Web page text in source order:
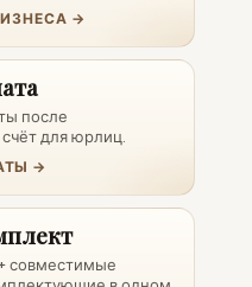
→
после
для юрлиц.
→
совместимые